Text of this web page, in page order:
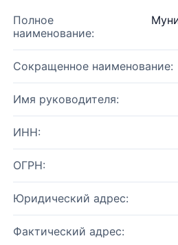
Полное
наименование:
Сокращенное наименование:
Имя руководителя:
ИНН:
ОГРН:
Юридический адрес:
Фактический адрес: